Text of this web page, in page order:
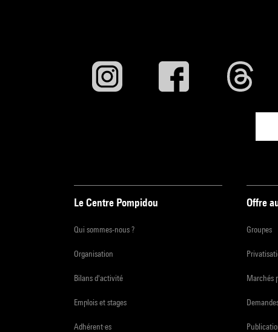
Le Centre Pompidou
Qui sommes-nous ?
Organisation
Bilans d'activité
Emplois et stages
Adhérent·es
Offre
Groupes
Marchés